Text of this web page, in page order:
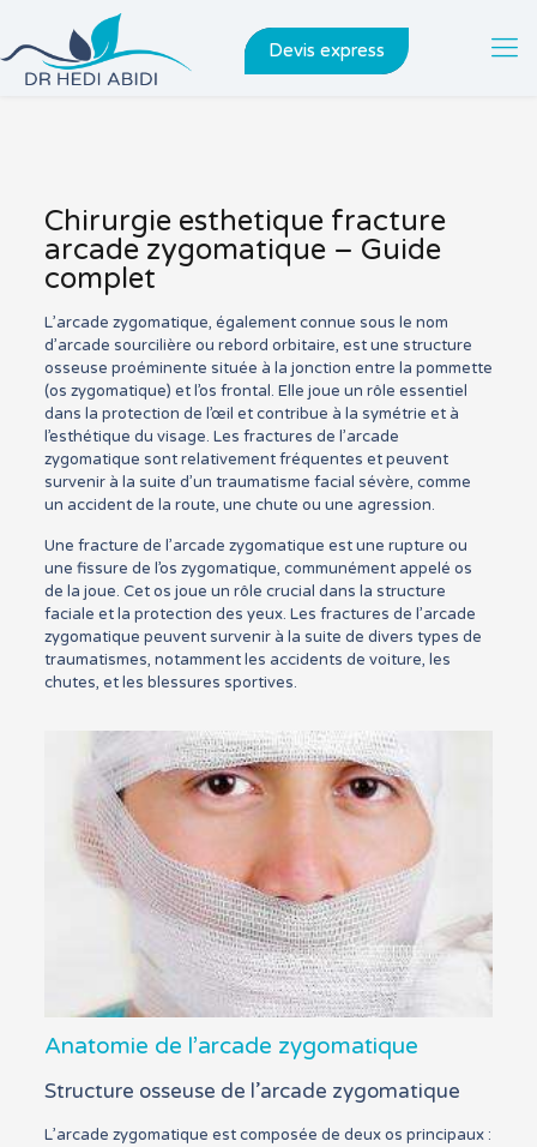
Devis express
Chirurgie esthetique fracture
arcade zygomatique – Guide
complet
L’arcade zygomatique, également connue sous le nom
d’arcade sourcilière ou rebord orbitaire, est une structure
osseuse proéminente située à la jonction entre la pommette
(os zygomatique) et l’os frontal. Elle joue un rôle essentiel
dans la protection de l’œil et contribue à la symétrie et à
l’esthétique du visage. Les fractures de l’arcade
zygomatique sont relativement fréquentes et peuvent
survenir à la suite d’un traumatisme facial sévère, comme
un accident de la route, une chute ou une agression.
Une fracture de l’arcade zygomatique est une rupture ou
une fissure de l’os zygomatique, communément appelé os
de la joue. Cet os joue un rôle crucial dans la structure
faciale et la protection des yeux. Les fractures de l’arcade
zygomatique peuvent survenir à la suite de divers types de
traumatismes, notamment les accidents de voiture, les
chutes, et les blessures sportives.
Anatomie de l’arcade zygomatique
Structure osseuse de l’arcade zygomatique
L’arcade zygomatique est composée de deux os principaux :